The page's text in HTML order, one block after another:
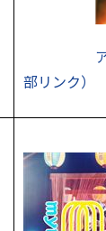
部リンク）